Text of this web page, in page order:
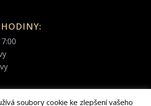
soubory cookie ke zlepšení vašeho